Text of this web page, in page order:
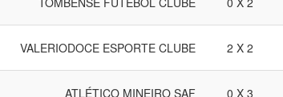
VALERIODOCE ESPORTE CLUBE 2 X 2
ATLÉTICO MINEIRO SAF 0 X 3